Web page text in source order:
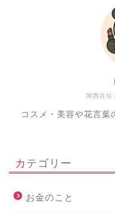
関西在
コスメ・美容や花言
カテゴリー
お金のこと